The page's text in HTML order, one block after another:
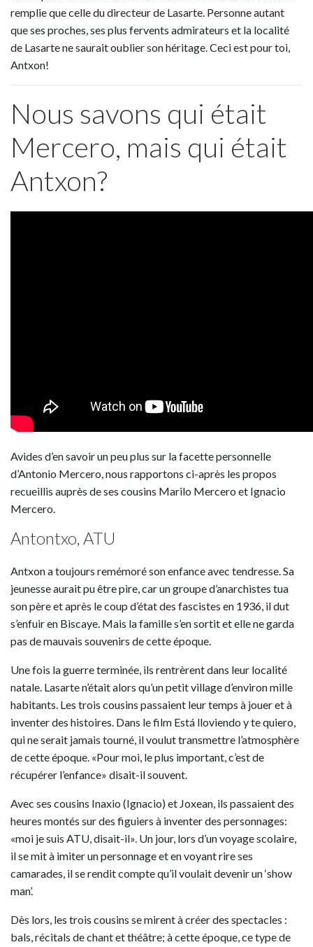
remplie que celle du directeur de Lasarte. Personne autant
que ses proches, ses plus fervents admirateurs et la localité
de Lasarte ne saurait oublier son héritage. Ceci est pour toi,
Antxon!
Nous savons qui était
Mercero, mais qui était
Antxon?
Avides d’en savoir un peu plus sur la facette personnelle
d’Antonio Mercero, nous rapportons ci-après les propos
recueillis auprès de ses cousins Marilo Mercero et Ignacio
Mercero.
Antontxo, ATU
Antxon a toujours remémoré son enfance avec tendresse. Sa
jeunesse aurait pu être pire, car un groupe d’anarchistes tua
son père et après le coup d’état des fascistes en 1936, il dut
s’enfuir en Biscaye. Mais la famille s’en sortit et elle ne garda
pas de mauvais souvenirs de cette époque.
Une fois la guerre terminée, ils rentrèrent dans leur localité
natale. Lasarte n’était alors qu’un petit village d’environ mille
habitants. Les trois cousins passaient leur temps à jouer et à
inventer des histoires. Dans le film Está lloviendo y te quiero,
qui ne serait jamais tourné, il voulut transmettre l’atmosphère
de cette époque. «Pour moi, le plus important, c’est de
récupérer l’enfance» disait-il souvent.
Avec ses cousins Inaxio (Ignacio) et Joxean, ils passaient des
heures montés sur des figuiers à inventer des personnages:
«moi je suis ATU, disait-il». Un jour, lors d’un voyage scolaire,
il se mit à imiter un personnage et en voyant rire ses
camarades, il se rendit compte qu’il voulait devenir un ‘show
man’.
Dès lors, les trois cousins se mirent à créer des spectacles :
bals, récitals de chant et théâtre; à cette époque, ce type de